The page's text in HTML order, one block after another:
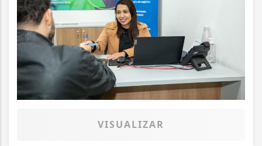
VISUALIZAR